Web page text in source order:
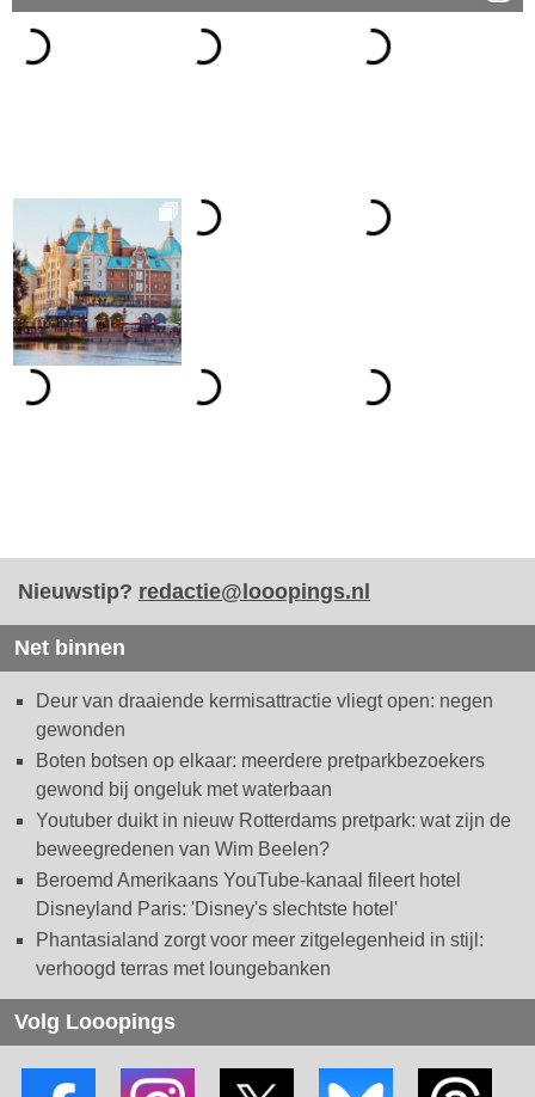
Nieuwstip? redactie@looopings.nl
Net binnen
Deur van draaiende kermisattractie vliegt open: negen
gewonden
Boten botsen op elkaar: meerdere pretparkbezoekers
gewond bij ongeluk met waterbaan
Youtuber duikt in nieuw Rotterdams pretpark: wat zijn de
beweegredenen van Wim Beelen?
Beroemd Amerikaans YouTube-kanaal fileert hotel
Disneyland Paris: 'Disney's slechtste hotel'
Phantasialand zorgt voor meer zitgelegenheid in stijl:
verhoogd terras met loungebanken
Volg Looopings